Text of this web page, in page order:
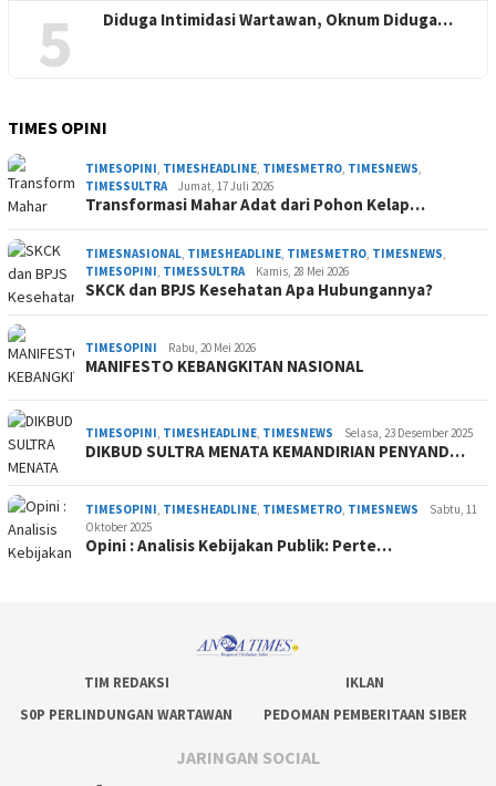
5 Diduga Intimidasi Wartawan, Oknum Diduga…
TIMES OPINI
TIMESOPINI, TIMESHEADLINE, TIMESMETRO, TIMESNEWS,
TIMESSULTRA
Jumat, 17 Juli 2026
Transformasi Mahar Adat dari Pohon Kelap…
TIMESNASIONAL, TIMESHEADLINE, TIMESMETRO, TIMESNEWS,
TIMESOPINI, TIMESSULTRA Kamis, 28 Mei 2026
SKCK dan BPJS Kesehatan Apa Hubungannya?
TIMESOPINI Rabu, 20 Mei 2026
MANIFESTO KEBANGKITAN NASIONAL
TIMESOPINI, TIMESHEADLINE, TIMESNEWS Selasa, 23 Desember 2025
DIKBUD SULTRA MENATA KEMANDIRIAN PENYAND…
TIMESOPINI, TIMESHEADLINE, TIMESMETRO, TIMESNEWS
Sabtu, 11
Oktober 2025
Opini : Analisis Kebijakan Publik: Perte…
TIM REDAKSI
IKLAN
S0P PERLINDUNGAN WARTAWAN
PEDOMAN PEMBERITAAN SIBER
JARINGAN SOCIAL